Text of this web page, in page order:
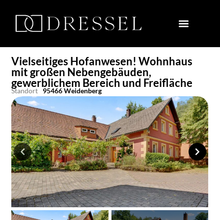
Vielseitiges Hofanwesen! Wohnhaus
mit großen Nebengebäuden,
gewerblichem Bereich und Freifläche
Standort 95466 Weidenberg